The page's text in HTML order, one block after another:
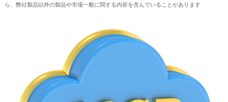
ら、弊社製品以外の製品や市場一般に関する内容を含んでいることがあります